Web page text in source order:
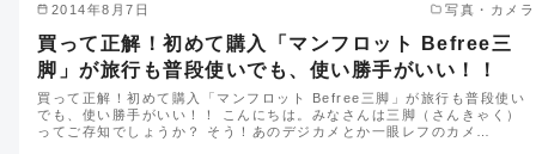
2014年8月7日 写真・カメラ
買って正解！初めて購入「マンフロット Befree三
脚」が旅行も普段使いでも、使い勝手がいい！！
買って正解！初めて購入「マンフロット Befree三脚」が旅行も普段使い
でも、使い勝手がいい！！ こんにちは。みなさんは三脚（さんきゃく）
ってご存知でしょうか？ そう！あのデジカメとか一眼レフのカメ…